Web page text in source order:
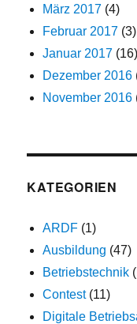
März 2017 (4)
Februar 2017 (3)
Januar 2017 (16)
Dezember 2016
November 2016
KATEGORIEN
ARDF (1)
Ausbildung (47)
Betriebstechnik
Contest(11)
Digitale